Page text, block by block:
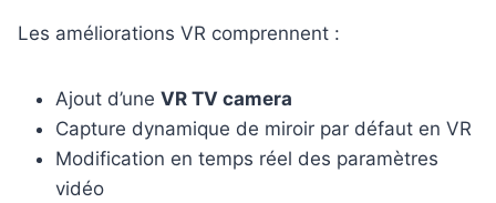
Les améliorations VR comprennent :
Ajout d’une VR TV camera
Capture dynamique de miroir par défaut en VR
Modification en temps réel des paramètres
vidéo